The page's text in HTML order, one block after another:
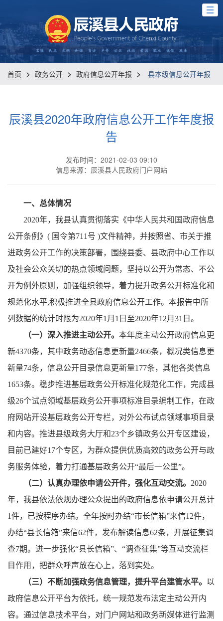
首页 > 政务公开 > 政府信息公开年报 > 县本级信息公开年报
辰溪县2020年政府信息公开工作年度报
告
发布时间：2021-02-03 09:10
信息来源：辰溪县人民政府门户网站
一、总体情况
2020年，我县认真贯彻落实《中华人民共和国政府信息
公开条例》( 国令第711号 )文件精神，并按照省、市关于推
进政务公开工作的决策部署，围绕县委、县政府中心工作以
及社会公众关切的热点领域问题，坚持以公开为常态、不公
开为例外原则，加强组织领导，着力提升政务公开标准化和
规范化水平,积极推进全县政府信息公开工作。本报告中所
列数据的统计时限为2020年1月1日至2020年12月31日。
（一）深入推进主动公开。 本年度主动公开政府信息更
新4370条，其中政务动态信息更新量2466条，概况类信息更
新量74条，信息公开目录信息更新量177条，其他各类信息
1653条。稳步推进基层政务公开标准化规范化工作，完成县
级26个试点领域基层政务公开事项标准目录编制工作，在政
府网站开设基层政务公开专栏，对外公布试点领域事项目录
和内容。推进县级政务大厅和23个乡镇政务公开专区建设，
目前已建好17个专区，为群众提供优质高效的政务公开与政
务服务体验，着力打通基层政务公开“最后一公里”。
（二）认真办理依申请公开件，强化互动交流。 2020
年，我县依法依规办理公众提出的政府信息依申请公开总计
1件，已按程序办结。全年按时办结“市长信箱”来信12件，
办结“县长信箱”来信62件，发布解读信息62条，开展征集调
查7期。进一步强化“县长信箱”、“调查征集”等互动交流栏
目作用，把群众呼声放在心上，落到实处。
（三）不断加强政务信息管理，提升平台建管水平。 以
政府信息公开平台为依托，统一规范发布法定主动公开内
容。通过信息技术平台，对门户网站和政务新媒体进行监测